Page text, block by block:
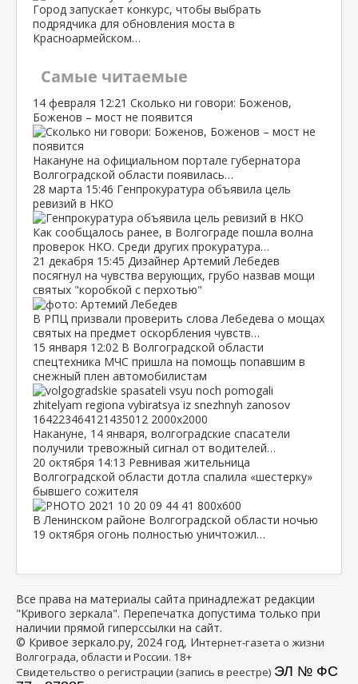
Город запускает конкурс, чтобы выбрать
подрядчика для обновления моста в
Красноармейском…
Самые читаемые
14 февраля 12:21 Сколько ни говори: Боженов,
Боженов – мост не появится
Накануне на официальном портале губернатора
Волгоградской области появилась…
28 марта 15:46 Генпрокуратура объявила цель
ревизий в НКО
Как сообщалось ранее, в Волгограде пошла волна
проверок НКО. Среди других прокуратура…
21 декабря 15:45 Дизайнер Артемий Лебедев
посягнул на чувства верующих, грубо назвав мощи
святых "коробкой с перхотью"
В РПЦ призвали проверить слова Лебедева о мощах
святых на предмет оскорбления чувств…
15 января 12:02 В Волгоградской области
спецтехника МЧС пришла на помощь попавшим в
снежный плен автомобилистам
Накануне, 14 января, волгоградские спасатели
получили тревожный сигнал от водителей…
20 октября 14:13 Ревнивая жительница
Волгоградской области дотла спалила «шестерку»
бывшего сожителя
В Ленинском районе Волгоградской области ночью
19 октября огонь полностью уничтожил…
Все права на материалы сайта принадлежат редакции
"Кривого зеркала". Перепечатка допустима только при
наличии прямой гиперссылки на сайт.
© Кривое зеркало.ру, 2024 год, Интернет-газета о жизни
Волгограда, области и России. 18+
Свидетельство о регистрации (запись в реестре) ЭЛ № ФС